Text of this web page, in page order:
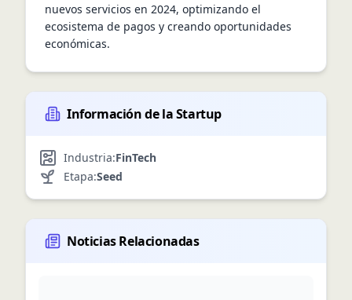
nuevos servicios en 2024, optimizando el
ecosistema de pagos y creando oportunidades
económicas.
Información de la Startup
Industria:FinTech
Etapa:Seed
Noticias Relacionadas